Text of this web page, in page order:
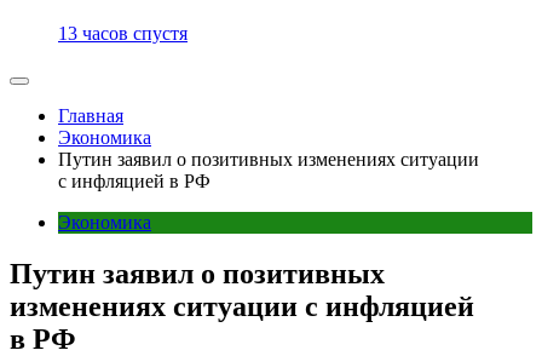
13 часов спустя
Главная
Экономика
Путин заявил о позитивных изменениях ситуации
с инфляцией в РФ
Экономика
Путин заявил о позитивных
изменениях ситуации с инфляцией
в РФ